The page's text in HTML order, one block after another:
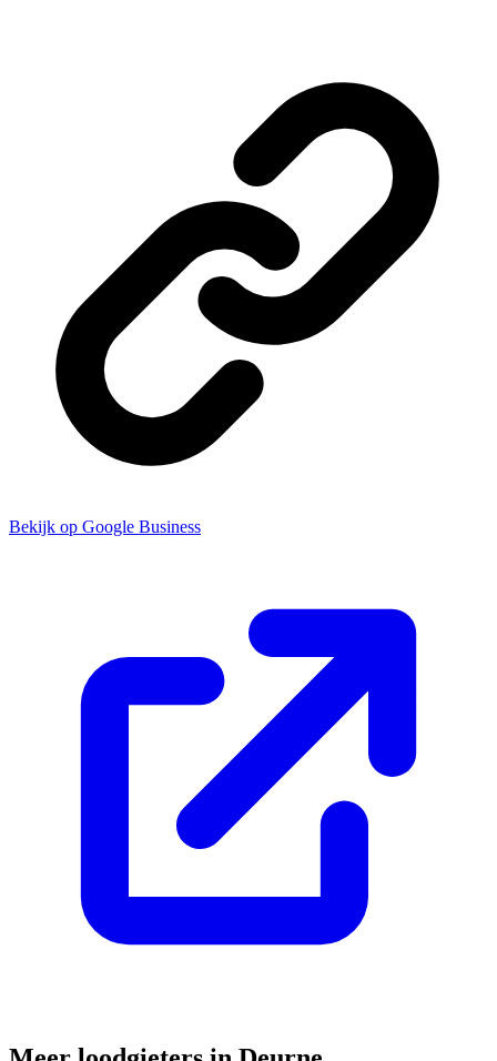
Bekijk op Google Business